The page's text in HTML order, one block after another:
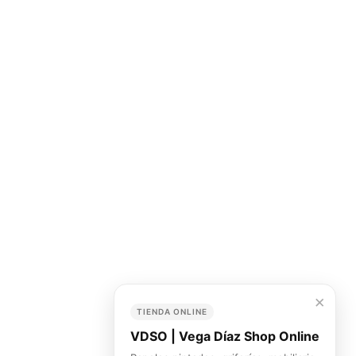
TIENDA ONLINE
VDSO | Vega Díaz Shop Online
×